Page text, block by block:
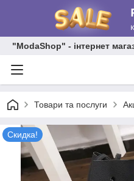
"ModaShop" - інтернет
Товари та послуги
Скидка!